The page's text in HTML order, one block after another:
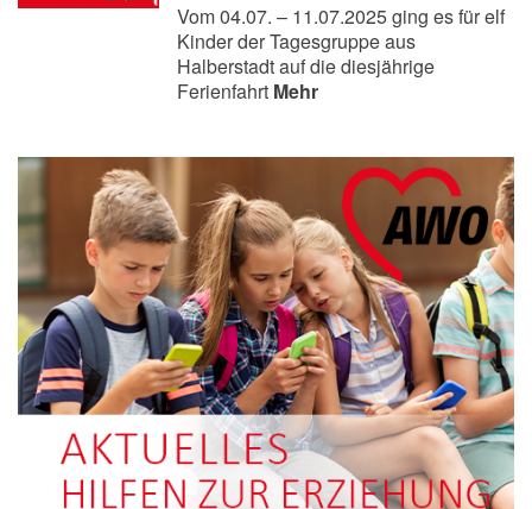
Vom 04.07. – 11.07.2025 ging es für elf
Kinder der Tagesgruppe aus
Halberstadt auf die diesjährige
Ferienfahrt Mehr